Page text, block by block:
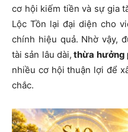
cơ hội kiếm tiền và sự gia
Lộc Tồn lại đại diện cho
chính hiệu quả. Nhờ vậy,
tài sản lâu dài, thừa hưởng
nhiều cơ hội thuận lợi để
chắc.